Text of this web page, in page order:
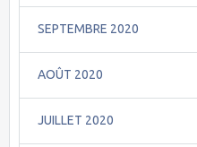
SEPTEMBRE 2020
AOÛT 2020
JUILLET 2020